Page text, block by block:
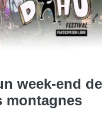
week-end de
montagnes